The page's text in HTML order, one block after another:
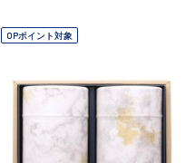
OPポイント対象